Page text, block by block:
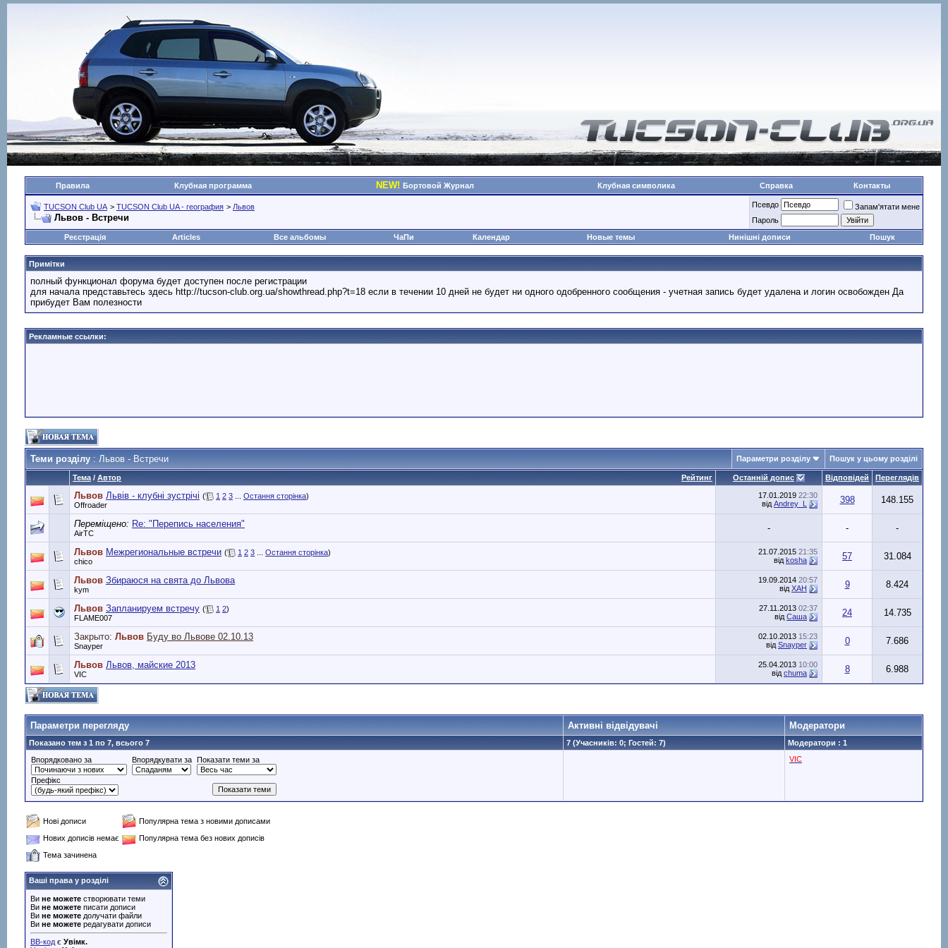
Правила Клубная программа NEW! Бортовой Журнал Клубная символика Справка Контакты
TUCSON Club UA > TUCSON Club UA - география > Львов
Львов - Встречи
Псевдо
Запам'ятати мене
Пароль
Реєстрація
Articles Все альбомы ЧаПи Календар Новые темы Нинішні дописи Пошук
Примітки
полный функционал форума будет доступен после регистрации
для начала представьтесь здесь http://tucson-club.org.ua/showthread.php?t=18 если в течении 10 дней не будет ни одного одобренного сообщения - учетная запись будет удалена и логин освобожден Да
прибудет Вам полезности
Рекламные ссылки:
Теми розділу : Львов - Встречи Параметри розділу Пошук у цьому розділі
Рейтинг
Тема / Автор Останній допис Відповідей Переглядів
Львов Львів - клубні зустрічі ( 1 2 3 Остання сторінка)
Offroader
17.01.2019 22:30
від Andrey_L 398 148.155
Переміщено: Re: "Перепись населения"
AirTC - - -
Львов Межрегиональные встречи ( 1 2 3 Остання сторінка)
chico
21.07.2015 21:35
від kosha 57 31.084
Львов Збираюся на свята до Львова
kym
19.09.2014 20:57
від XAH 9 8.424
Львов Запланируем встречу ( 1 2)
FLAME007
27.11.2013 02:37
від Саша 24 14.735
Закрыто: Львов Буду во Львове 02.10.13
Snayper
02.10.2013 15:23
від Snayper 0 7.686
Львов Львов, майские 2013
VIC
25.04.2013 10:00
від chuma 8 6.988
Параметри перегляду Активні відвідувачі Модератори
Показано тем з 1 по 7, всього 7 7 (Учасників: 0; Гостей: 7)
Модератори : 1
Впорядковано за
Впорядкувати за Показати теми за
Префікс
VIC
Нові дописи
Популярна тема з новими дописами
Нових дописів немає
Популярна тема без нових дописів
Тема зачинена
Ваші права у розділі
Ви не можете створювати теми
Ви не можете писати дописи
Ви не можете долучати файли
Ви не можете редагувати дописи
BB-код є Увімк.